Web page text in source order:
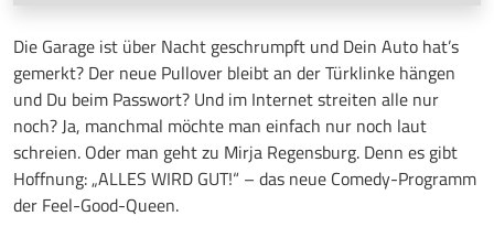
Die Garage ist über Nacht geschrumpft und Dein Auto hat’s
gemerkt? Der neue Pullover bleibt an der Türklinke hängen
und Du beim Passwort? Und im Internet streiten alle nur
noch? Ja, manchmal möchte man einfach nur noch laut
schreien. Oder man geht zu Mirja Regensburg. Denn es gibt
Hoffnung: „ALLES WIRD GUT!“ – das neue Comedy-Programm
der Feel-Good-Queen.